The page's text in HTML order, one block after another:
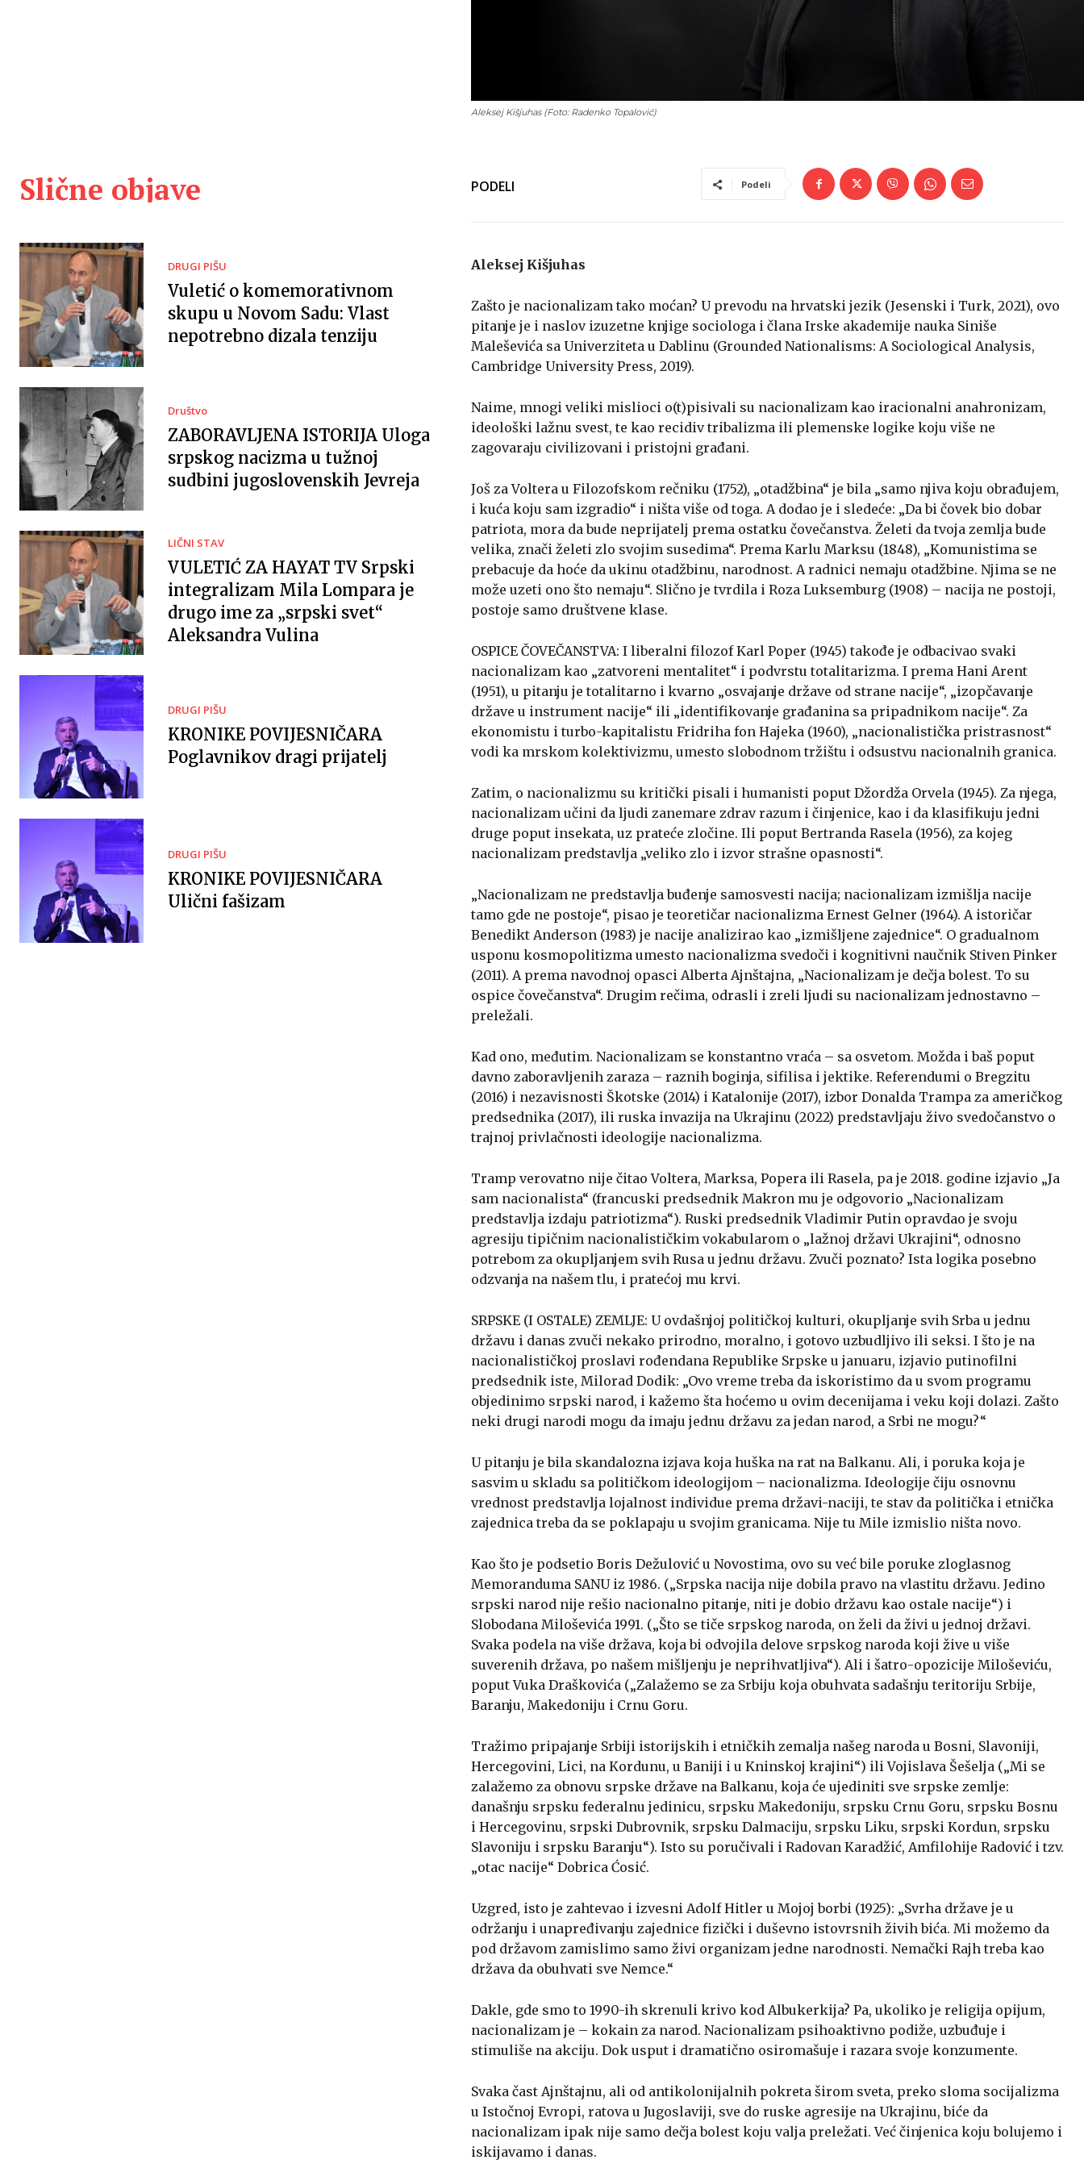
Aleksej Kišjuhas (Foto: Radenko Topalović)
Slične objave
DRUGI PIŠU
Vuletić o komemorativnom
skupu u Novom Sadu: Vlast
nepotrebno dizala tenziju
Društvo
ZABORAVLJENA ISTORIJA Uloga
srpskog nacizma u tužnoj
sudbini jugoslovenskih Jevreja
LIČNI STAV
VULETIĆ ZA HAYAT TV Srpski
integralizam Mila Lompara je
drugo ime za „srpski svet“
Aleksandra Vulina
DRUGI PIŠU
KRONIKE POVIJESNIČARA
Poglavnikov dragi prijatelj
DRUGI PIŠU
KRONIKE POVIJESNIČARA
Ulični fašizam
PODELI Podeli
Aleksej Kišjuhas
Zašto je nacionalizam tako moćan? U prevodu na hrvatski jezik (Jesenski i Turk, 2021), ovo
pitanje je i naslov izuzetne knjige sociologa i člana Irske akademije nauka Siniše
Maleševića sa Univerziteta u Dablinu (Grounded Nationalisms: A Sociological Analysis,
Cambridge University Press, 2019).
Naime, mnogi veliki mislioci o(t)pisivali su nacionalizam kao iracionalni anahronizam,
ideološki lažnu svest, te kao recidiv tribalizma ili plemenske logike koju više ne
zagovaraju civilizovani i pristojni građani.
Još za Voltera u Filozofskom rečniku (1752), „otadžbina“ je bila „samo njiva koju obrađujem,
i kuća koju sam izgradio“ i ništa više od toga. A dodao je i sledeće: „Da bi čovek bio dobar
patriota, mora da bude neprijatelj prema ostatku čovečanstva. Želeti da tvoja zemlja bude
velika, znači želeti zlo svojim susedima“. Prema Karlu Marksu (1848), „Komunistima se
prebacuje da hoće da ukinu otadžbinu, narodnost. A radnici nemaju otadžbine. Njima se ne
može uzeti ono što nemaju“. Slično je tvrdila i Roza Luksemburg (1908) – nacija ne postoji,
postoje samo društvene klase.
OSPICE ČOVEČANSTVA: I liberalni filozof Karl Poper (1945) takođe je odbacivao svaki
nacionalizam kao „zatvoreni mentalitet“ i podvrstu totalitarizma. I prema Hani Arent
(1951), u pitanju je totalitarno i kvarno „osvajanje države od strane nacije“, „izopčavanje
države u instrument nacije“ ili „identifikovanje građanina sa pripadnikom nacije“. Za
ekonomistu i turbo-kapitalistu Fridriha fon Hajeka (1960), „nacionalistička pristrasnost“
vodi ka mrskom kolektivizmu, umesto slobodnom tržištu i odsustvu nacionalnih granica.
Zatim, o nacionalizmu su kritički pisali i humanisti poput Džordža Orvela (1945). Za njega,
nacionalizam učini da ljudi zanemare zdrav razum i činjenice, kao i da klasifikuju jedni
druge poput insekata, uz prateće zločine. Ili poput Bertranda Rasela (1956), za kojeg
nacionalizam predstavlja „veliko zlo i izvor strašne opasnosti“.
„Nacionalizam ne predstavlja buđenje samosvesti nacija; nacionalizam izmišlja nacije
tamo gde ne postoje“, pisao je teoretičar nacionalizma Ernest Gelner (1964). A istoričar
Benedikt Anderson (1983) je nacije analizirao kao „izmišljene zajednice“. O gradualnom
usponu kosmopolitizma umesto nacionalizma svedoči i kognitivni naučnik Stiven Pinker
(2011). A prema navodnoj opasci Alberta Ajnštajna, „Nacionalizam je dečja bolest. To su
ospice čovečanstva“. Drugim rečima, odrasli i zreli ljudi su nacionalizam jednostavno –
preležali.
Kad ono, međutim. Nacionalizam se konstantno vraća – sa osvetom. Možda i baš poput
davno zaboravljenih zaraza – raznih boginja, sifilisa i jektike. Referendumi o Bregzitu
(2016) i nezavisnosti Škotske (2014) i Katalonije (2017), izbor Donalda Trampa za američkog
predsednika (2017), ili ruska invazija na Ukrajinu (2022) predstavljaju živo svedočanstvo o
trajnoj privlačnosti ideologije nacionalizma.
Tramp verovatno nije čitao Voltera, Marksa, Popera ili Rasela, pa je 2018. godine izjavio „Ja
sam nacionalista“ (francuski predsednik Makron mu je odgovorio „Nacionalizam
predstavlja izdaju patriotizma“). Ruski predsednik Vladimir Putin opravdao je svoju
agresiju tipičnim nacionalističkim vokabularom o „lažnoj državi Ukrajini“, odnosno
potrebom za okupljanjem svih Rusa u jednu državu. Zvuči poznato? Ista logika posebno
odzvanja na našem tlu, i pratećoj mu krvi.
SRPSKE (I OSTALE) ZEMLJE: U ovdašnjoj političkoj kulturi, okupljanje svih Srba u jednu
državu i danas zvuči nekako prirodno, moralno, i gotovo uzbudljivo ili seksi. I što je na
nacionalističkoj proslavi rođendana Republike Srpske u januaru, izjavio putinofilni
predsednik iste, Milorad Dodik: „Ovo vreme treba da iskoristimo da u svom programu
objedinimo srpski narod, i kažemo šta hoćemo u ovim decenijama i veku koji dolazi. Zašto
neki drugi narodi mogu da imaju jednu državu za jedan narod, a Srbi ne mogu?“
U pitanju je bila skandalozna izjava koja huška na rat na Balkanu. Ali, i poruka koja je
sasvim u skladu sa političkom ideologijom – nacionalizma. Ideologije čiju osnovnu
vrednost predstavlja lojalnost individue prema državi-naciji, te stav da politička i etnička
zajednica treba da se poklapaju u svojim granicama. Nije tu Mile izmislio ništa novo.
Kao što je podsetio Boris Dežulović u Novostima, ovo su već bile poruke zloglasnog
Memoranduma SANU iz 1986. („Srpska nacija nije dobila pravo na vlastitu državu. Jedino
srpski narod nije rešio nacionalno pitanje, niti je dobio državu kao ostale nacije“) i
Slobodana Miloševića 1991. („Što se tiče srpskog naroda, on želi da živi u jednoj državi.
Svaka podela na više država, koja bi odvojila delove srpskog naroda koji žive u više
suverenih država, po našem mišljenju je neprihvatljiva“). Ali i šatro-opozicije Miloševiću,
poput Vuka Draškovića („Zalažemo se za Srbiju koja obuhvata sadašnju teritoriju Srbije,
Baranju, Makedoniju i Crnu Goru.
Tražimo pripajanje Srbiji istorijskih i etničkih zemalja našeg naroda u Bosni, Slavoniji,
Hercegovini, Lici, na Kordunu, u Baniji i u Kninskoj krajini“) ili Vojislava Šešelja („Mi se
zalažemo za obnovu srpske države na Balkanu, koja će ujediniti sve srpske zemlje:
današnju srpsku federalnu jedinicu, srpsku Makedoniju, srpsku Crnu Goru, srpsku Bosnu
i Hercegovinu, srpski Dubrovnik, srpsku Dalmaciju, srpsku Liku, srpski Kordun, srpsku
Slavoniju i srpsku Baranju“). Isto su poručivali i Radovan Karadžić, Amfilohije Radović i tzv.
„otac nacije“ Dobrica Ćosić.
Uzgred, isto je zahtevao i izvesni Adolf Hitler u Mojoj borbi (1925): „Svrha države je u
održanju i unapređivanju zajednice fizički i duševno istovrsnih živih bića. Mi možemo da
pod državom zamislimo samo živi organizam jedne narodnosti. Nemački Rajh treba kao
država da obuhvati sve Nemce.“
Dakle, gde smo to 1990-ih skrenuli krivo kod Albukerkija? Pa, ukoliko je religija opijum,
nacionalizam je – kokain za narod. Nacionalizam psihoaktivno podiže, uzbuđuje i
stimuliše na akciju. Dok usput i dramatično osiromašuje i razara svoje konzumente.
Svaka čast Ajnštajnu, ali od antikolonijalnih pokreta širom sveta, preko sloma socijalizma
u Istočnoj Evropi, ratova u Jugoslaviji, sve do ruske agresije na Ukrajinu, biće da
nacionalizam ipak nije samo dečja bolest koju valja preležati. Već činjenica koju bolujemo i
iskijavamo i danas.